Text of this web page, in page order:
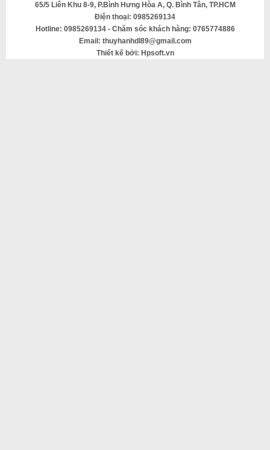
65/5 Liên Khu 8-9, P.Bình Hưng Hòa A, Q. Bình Tân, TP.HCM
Điện thoại: 0985269134
Hotline: 0985269134 - Chăm sóc khách hàng: 0765774886
Email: thuyhanhdl89@gmail.com
Thiết kế bởi: Hpsoft.vn